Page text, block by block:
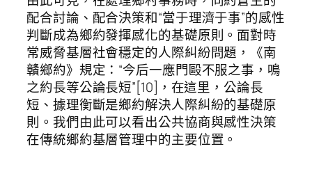
配合討論、配合決策和“當于理濟于事”的感性
判斷成為鄉約發揮感化的基礎原則。面對時
常威脅基層社會穩定的人際糾紛問題，《南
贛鄉約》規定：“今后一應門毆不服之事，鳴
之約長等公論長短”[10]，在這里，公論長
短、據理衡斷是鄉約解決人際糾紛的基礎原
則。我們由此可以看出公共協商與感性決策
在傳統鄉約基層管理中的主要位置。